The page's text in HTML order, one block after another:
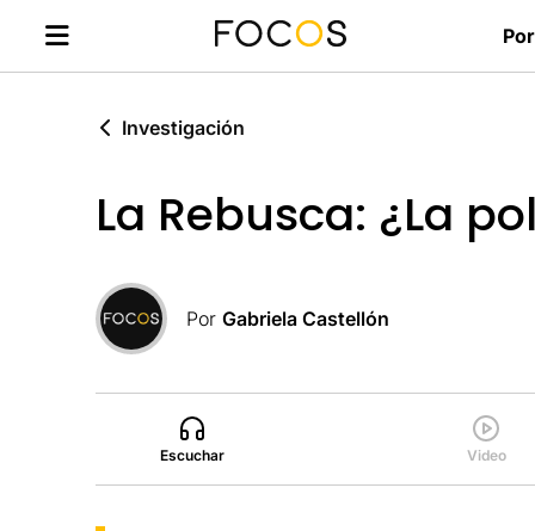
Investigación
La Rebusca: ¿La
Por Gabriela Castellón
Escuchar Video